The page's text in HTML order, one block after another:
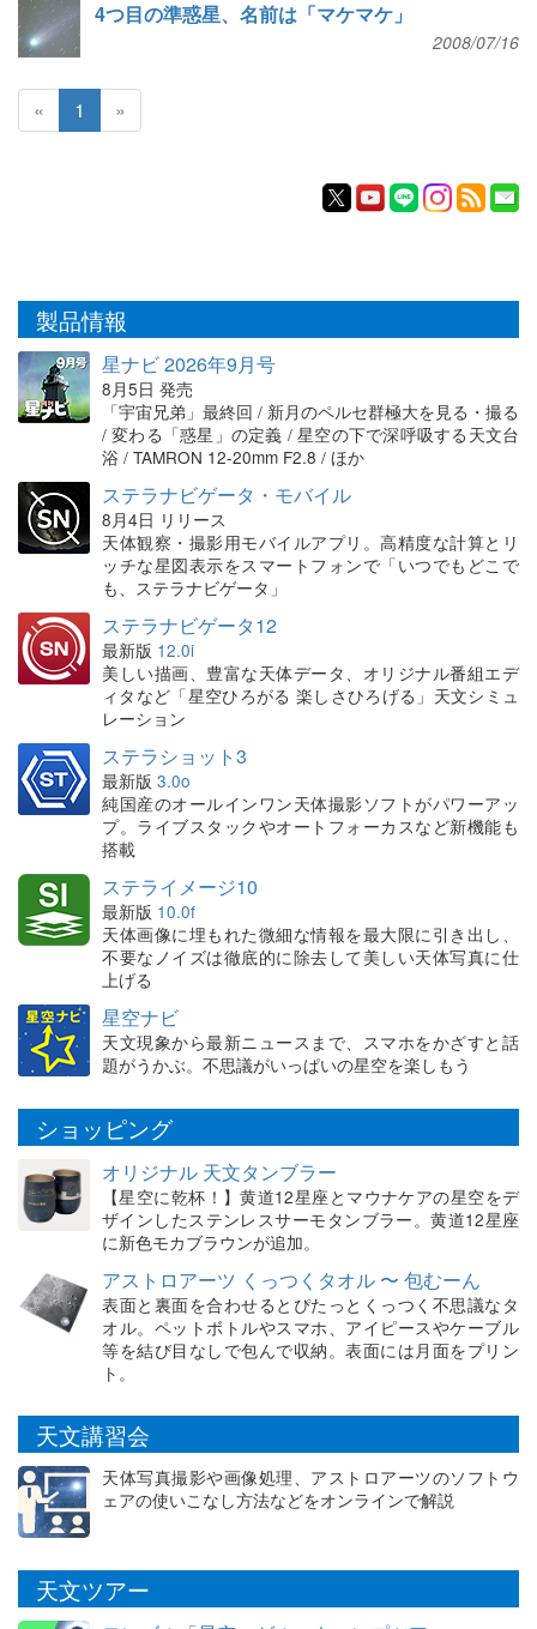
4つ目の準惑星、名前は「マケマケ」
2008/07/16
« 1 »
製品情報
星ナビ 2026年9月号
8月5日 発売
「宇宙兄弟」最終回 / 新月のペルセ群極大を見る・撮る
/ 変わる「惑星」の定義 / 星空の下で深呼吸する天文台
浴 / TAMRON 12-20mm F2.8 / ほか
ステラナビゲータ・モバイル
8月4日 リリース
天体観察・撮影用モバイルアプリ。高精度な計算とリ
ッチな星図表示をスマートフォンで「いつでもどこで
も、ステラナビゲータ」
ステラナビゲータ12
最新版 12.0i
美しい描画、豊富な天体データ、オリジナル番組エデ
ィタなど「星空ひろがる 楽しさひろげる」天文シミュ
レーション
ステラショット3
最新版 3.0o
純国産のオールインワン天体撮影ソフトがパワーアッ
プ。ライブスタックやオートフォーカスなど新機能も
搭載
ステライメージ10
最新版 10.0f
天体画像に埋もれた微細な情報を最大限に引き出し、
不要なノイズは徹底的に除去して美しい天体写真に仕
上げる
星空ナビ
天文現象から最新ニュースまで、スマホをかざすと話
題がうかぶ。不思議がいっぱいの星空を楽しもう
ショッピング
オリジナル 天文タンブラー
【星空に乾杯！】黄道12星座とマウナケアの星空をデ
ザインしたステンレスサーモタンブラー。黄道12星座
に新色モカブラウンが追加。
アストロアーツ くっつくタオル 〜 包むーん
表面と裏面を合わせるとぴたっとくっつく不思議なタ
オル。ペットボトルやスマホ、アイピースやケーブル
等を結び目なしで包んで収納。表面には月面をプリン
ト。
天文講習会
天体写真撮影や画像処理、アストロアーツのソフトウ
ェアの使いこなし方法などをオンラインで解説
天文ツアー